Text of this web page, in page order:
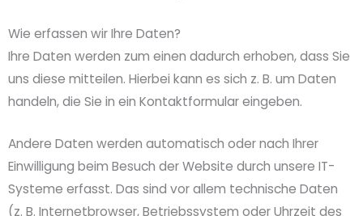
Wie erfassen wir Ihre Daten?
Ihre Daten werden zum einen dadurch erhoben, dass Sie
uns diese mitteilen. Hierbei kann es sich z. B. um Daten
handeln, die Sie in ein Kontaktformular eingeben.
Andere Daten werden automatisch oder nach Ihrer
Einwilligung beim Besuch der Website durch unsere IT-
Systeme erfasst. Das sind vor allem technische Daten
(z. B. Internetbrowser, Betriebssystem oder Uhrzeit des